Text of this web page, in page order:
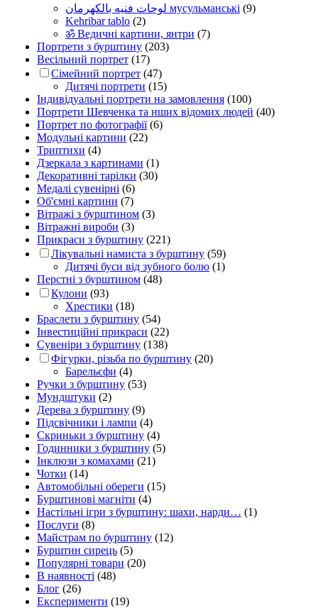
لوحات فنيه بالكهرمان мусульманські (9)
Kehribar tablo (2)
ॐ Ведичні картини, янтри (7)
Портрети з бурштину (203)
Весільний портрет (17)
Сімейний портрет (47)
Дитячі портрети (15)
Індивідуальні портрети на замовлення (100)
Портрети Шевченка та нших відомих людей (40)
Портрет по фотографії(6)
Модульні картини (22)
Триптихи (4)
Дзеркала з картинами (1)
Декоративні тарілки (30)
Медалі сувенірні (6)
Об'ємні картини (7)
Вітражі з бурштином (3)
Вітражні вироби (3)
Прикраси з бурштину (221)
Лікувальні намиста з бурштину (59)
Дитячі буси від зубного болю (1)
Перстні з бурштином (48)
Кулони (93)
Хрестики (18)
Браслети з бурштину (54)
Інвестиційні прикраси (22)
Сувеніри з бурштину (138)
Фігурки, різьба по бурштину (20)
Барельєфи (4)
Ручки з бурштину (53)
Мундштуки (2)
Дерева з бурштину (9)
Підсвічники і лампи (4)
Скриньки з бурштину (4)
Годинники з бурштину (5)
Інклюзи з комахами (21)
Чотки (14)
Автомобільні обереги (15)
Бурштинові магніти (4)
Настільні ігри з бурштину: шахи, нарди… (1)
Послуги (8)
Майстрам по бурштину (12)
Бурштин сирець (5)
Популярні товари (20)
В наявності (48)
Блог (26)
Експерименти (19)